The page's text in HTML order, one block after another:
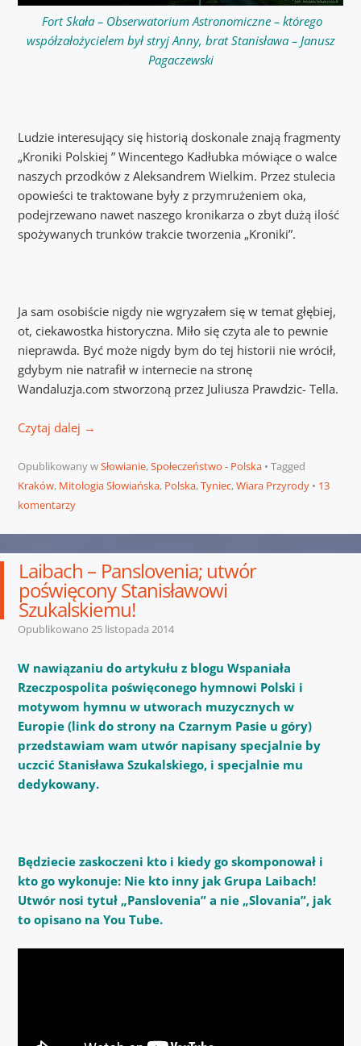
Fort Skała – Obserwatorium Astronomiczne – którego
współzałożycielem był stryj Anny, brat Stanisława – Janusz
Pagaczewski
Ludzie interesujący się historią doskonale znają fragmenty
„Kroniki Polskiej ” Wincentego Kadłubka mówiące o walce
naszych przodków z Aleksandrem Wielkim. Przez stulecia
opowieści te traktowane były z przymrużeniem oka,
podejrzewano nawet naszego kronikarza o zbyt dużą ilość
spożywanych trunków trakcie tworzenia „Kroniki”.
Ja sam osobiście nigdy nie wgryzałem się w temat głębiej,
ot, ciekawostka historyczna. Miło się czyta ale to pewnie
nieprawda. Być może nigdy bym do tej historii nie wrócił,
gdybym nie natrafił w internecie na stronę
Wandaluzja.com stworzoną przez Juliusza Prawdzic- Tella.
Czytaj dalej →
Opublikowany wSłowianie,Społeczeństwo - Polska
Tagged
Kraków, Mitologia Słowiańska, Polska,Tyniec,Wiara Przyrody
13
komentarzy
Laibach – Panslovenia; utwór
poświęcony Stanisławowi
Szukalskiemu!
Opublikowano 25 listopada 2014
W nawiązaniu do artykułu z blogu Wspaniała
Rzeczpospolita poświęconego hymnowi Polski i
motywom hymnu w utworach muzycznych w
Europie (link do strony na Czarnym Pasie u góry)
przedstawiam wam utwór napisany specjalnie by
uczcić Stanisława Szukalskiego, i specjalnie mu
dedykowany.
Będziecie zaskoczeni kto i kiedy go skomponował i
kto go wykonuje: Nie kto inny jak Grupa Laibach!
Utwór nosi tytuł „Panslovenia” a nie „Slovania”, jak
to opisano na You Tube.